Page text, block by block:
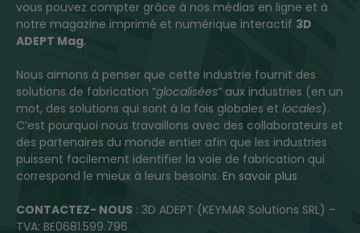
vous pouvez compter grâce à nos médias en ligne et à
notre magazine imprimé et numérique interactif 3D
ADEPT Mag.
Nous aimons à penser que cette industrie fournit des
solutions de fabrication “glocalisées” aux industries (en un
mot, des solutions qui sont à la fois globales et locales).
C’est pourquoi nous travaillons avec des collaborateurs et
des partenaires du monde entier afin que les industries
puissent facilement identifier la voie de fabrication qui
correspond le mieux à leurs besoins. En savoir plus
CONTACTEZ- NOUS : 3D ADEPT (KEYMAR Solutions SRL) –
TVA: BE0681.599.796